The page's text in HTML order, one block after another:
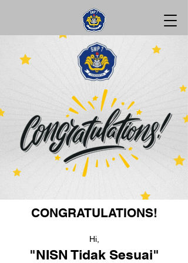
CONGRATULATIONS!
Hi,
"NISN Tidak Sesuai"